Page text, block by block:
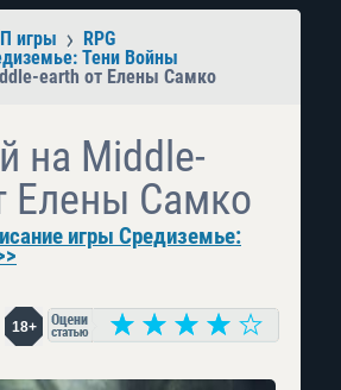
игры
RPG
Тени Войны
earth от Елены Самко
на Middle-
Елены Самко
игры Средиземье:
18+